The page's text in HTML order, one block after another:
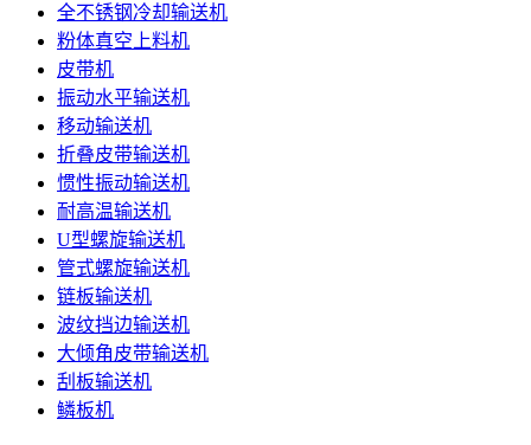
全不锈钢冷却输送机
粉体真空上料机
皮带机
振动水平输送机
移动输送机
折叠皮带输送机
惯性振动输送机
耐高温输送机
U型螺旋输送机
管式螺旋输送机
链板输送机
波纹挡边输送机
大倾角皮带输送机
刮板输送机
鳞板机